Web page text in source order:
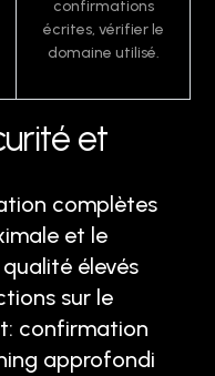
confirmations
écrites, vérifier le
domaine utilisé.
et
complètes
et le
élevés
sur le
confirmation
approfondi